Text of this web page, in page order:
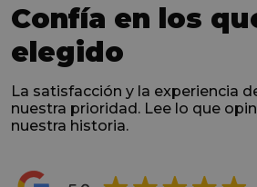
Confía en los
elegido
La satisfacción y la experiencia
nuestra prioridad. Lee lo que
nuestra historia.